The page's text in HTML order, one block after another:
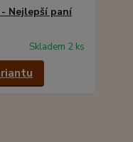
Nejlepší paní
Skladem 2 ks